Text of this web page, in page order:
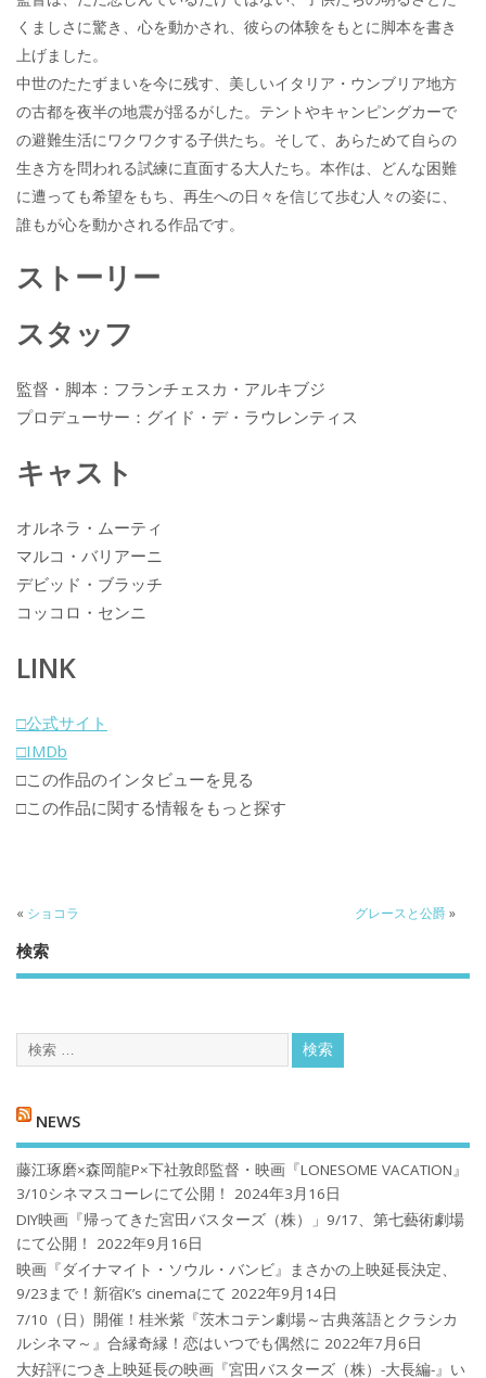
くましさに驚き、心を動かされ、彼らの体験をもとに脚本を書き
上げました。
中世のたたずまいを今に残す、美しいイタリア・ウンブリア地方
の古都を夜半の地震が揺るがした。テントやキャンピングカーで
の避難生活にワクワクする子供たち。そして、あらためて自らの
生き方を問われる試練に直面する大人たち。本作は、どんな困難
に遭っても希望をもち、再生への日々を信じて歩む人々の姿に、
誰もが心を動かされる作品です。
ストーリー
スタッフ
監督・脚本：フランチェスカ・アルキブジ
プロデューサー：グイド・デ・ラウレンティス
キャスト
オルネラ・ムーティ
マルコ・バリアーニ
デビッド・ブラッチ
コッコロ・センニ
LINK
□公式サイト
□IMDb
□この作品のインタビューを見る
□この作品に関する情報をもっと探す
« ショコラ グレースと公爵»
検索
NEWS
藤江琢磨×森岡龍P×下社敦郎監督・映画『LONESOME VACATION』
3/10シネマスコーレにて公開！
2024年3月16日
DIY映画『帰ってきた宮田バスターズ（株）」9/17、第七藝術劇場
にて公開！
2022年9月16日
映画『ダイナマイト・ソウル・バンビ』まさかの上映延長決定、
9/23まで！新宿K’s cinemaにて 2022年9月14日
7/10（日）開催！桂米紫『茨木コテン劇場～古典落語とクラシカ
ルシネマ～』合縁奇縁！恋はいつでも偶然に 2022年7月6日
大好評につき上映延長の映画『宮田バスターズ（株）-大長編-』い